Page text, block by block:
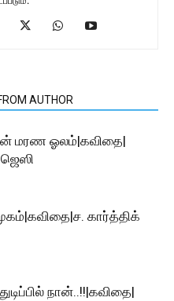
AUTHOR
மரண ஓலம்|கவிதை|
கார்த்திக்
நான்..!!|கவிதை|